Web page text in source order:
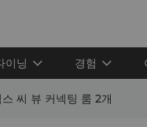
이닝 경험
씨 뷰 커넥팅 룸 2개